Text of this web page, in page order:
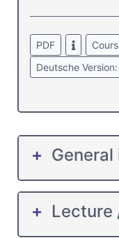
PDF
Deutsche
Lecture